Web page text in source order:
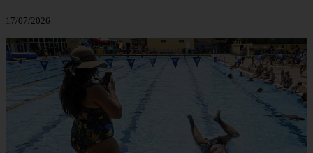
17/07/2026